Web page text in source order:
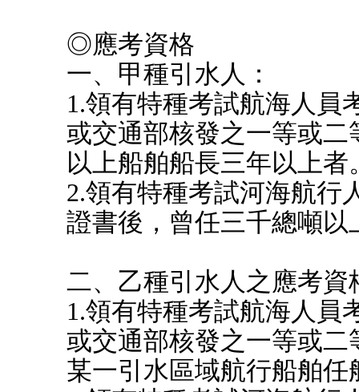
◎應考資格
一、甲種引水人：
1.領有特種考試航海人員
或交通部核發之一等或
以上船舶船長三年以上者
2.領有特種考試河海航行
證書後，曾任三千總噸
二、乙種引水人之應考資
1.領有特種考試航海人員
或交通部核發之一等或
某一引水區域航行船舶